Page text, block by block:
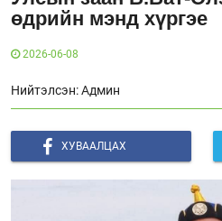
өдрийн мэнд хүргэе
2026-06-08
Нийтэлсэн: Админ
ХУВААЛЦАХ